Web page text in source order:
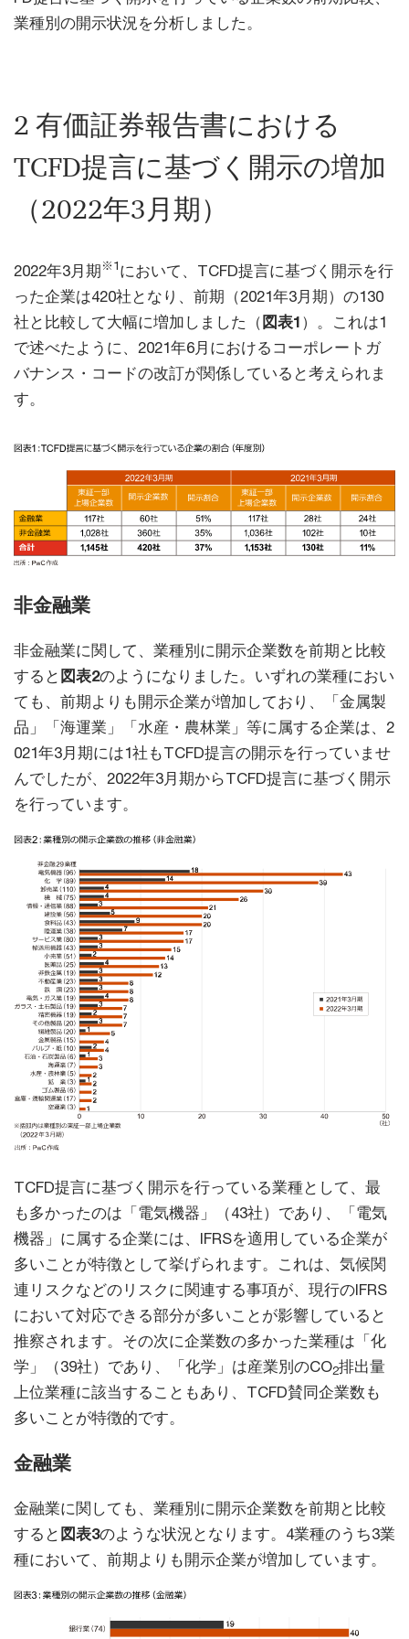
業種別の開示状況を分析しました。
2 有価証券報告書における
TCFD提言に基づく開示の増加
（2022年3月期）
2022年3月期※1において、TCFD提言に基づく開示を行
った企業は420社となり、前期（2021年3月期）の130
社と比較して大幅に増加しました（ 図表1 ）。これは1
で述べたように、2021年6月におけるコーポレートガ
バナンス・コードの改訂が関係していると考えられま
す。
非金融業
非金融業に関して、業種別に開示企業数を前期と比較
すると 図表2のようになりました。いずれの業種におい
ても、前期よりも開示企業が増加しており、「金属製
品」「海運業」「水産・農林業」等に属する企業は、2
021年3月期には1社もTCFD提言の開示を行っていませ
んでしたが、2022年3月期からTCFD提言に基づく開示
を行っています。
TCFD提言に基づく開示を行っている業種として、最
も多かったのは「電気機器」（43社）であり、「電気
機器」に属する企業には、IFRSを適用している企業が
多いことが特徴として挙げられます。これは、気候関
連リスクなどのリスクに関連する事項が、現行のIFRS
において対応できる部分が多いことが影響していると
推察されます。その次に企業数の多かった業種は「化
学」（39社）であり、「化学」は産業別のCO2排出量
上位業種に該当することもあり、TCFD賛同企業数も
多いことが特徴的です。
金融業
金融業に関しても、業種別に開示企業数を前期と比較
すると 図表3のような状況となります。4業種のうち3業
種において、前期よりも開示企業が増加しています。